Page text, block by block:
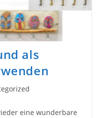
als
eine wunderbare